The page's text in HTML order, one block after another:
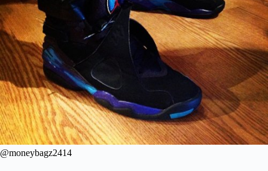
@moneybagz2414